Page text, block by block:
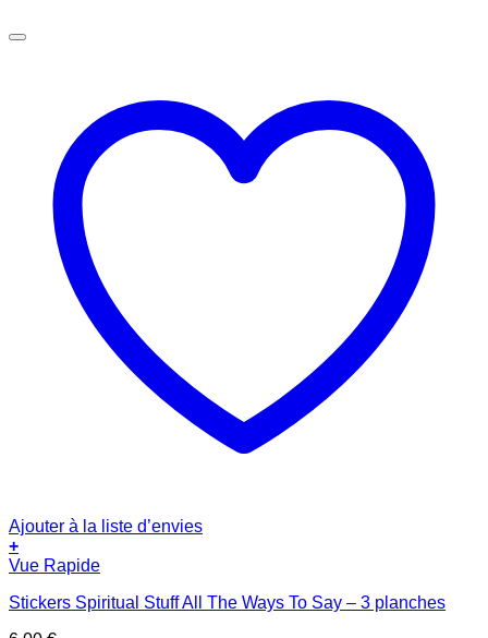
Ajouter à la liste d’envies
+
Vue Rapide
Stickers Spiritual Stuff All The Ways To Say – 3 planches